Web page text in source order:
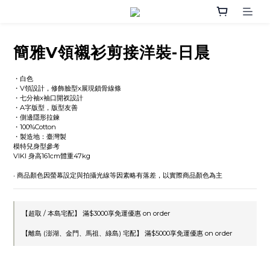
簡雅V領襯衫剪接洋裝-日晨
・白色
・V領設計，修飾臉型x展現鎖骨線條
・七分袖x袖口開衩設計
・A字版型，版型友善
・側邊隱形拉鍊
・100%Cotton
・製造地：臺灣製
模特兒身型參考
VIKI 身高161cm體重47kg
‧ 商品顏色因螢幕設定與拍攝光線等因素略有落差，以實際商品顏色為主
【超取 / 本島宅配】 滿$3000享免運優惠 on order
【離島 (澎湖、金門、馬祖、綠島) 宅配】 滿$5000享免運優惠 on order